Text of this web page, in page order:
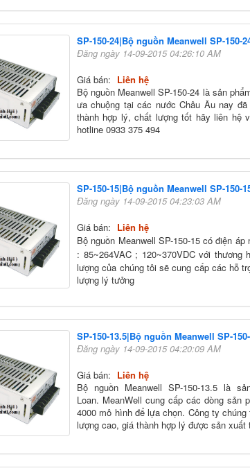
SP-150-24|Bộ nguồn Meanwell SP-150-
Đăng ngày 14-09-2015 04:26:10 AM
Giá bán: Liên hệ
Bộ nguồn Meanwell SP-150-24 là sản
ưa chuộng tại các nước Châu Âu nay
thành hợp lý, chất lượng tốt hãy liên hệ
hotline 0933 375 494
SP-150-15|Bộ nguồn Meanwell SP-150-
Đăng ngày 14-09-2015 04:23:03 AM
Giá bán: Liên hệ
Bộ nguồn Meanwell SP-150-15 có điện
: 85~264VAC ; 120~370VDC với thương
lượng của chúng tôi sẽ cung cấp các hỗ
lượng lý tưởng
SP-150-13.5|Bộ nguồn Meanwell SP-
Đăng ngày 14-09-2015 04:20:09 AM
Giá bán: Liên hệ
Bộ nguồn Meanwell SP-150-13.5 là
Loan. MeanWell cung cấp các dòng sản
4000 mô hình để lựa chọn. Công ty
lượng cao, giá thành hợp lý được sản xuất